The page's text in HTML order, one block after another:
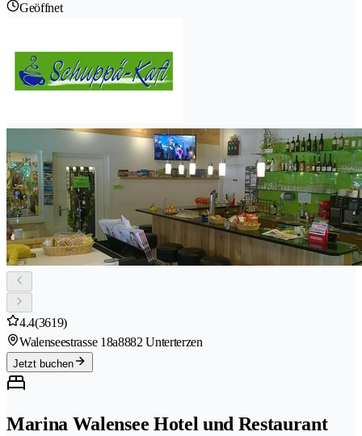
Geöffnet
4.4(3619)
Walenseestrasse 18a8882 Unterterzen
Jetzt buchen
Marina Walensee Hotel und Restaurant